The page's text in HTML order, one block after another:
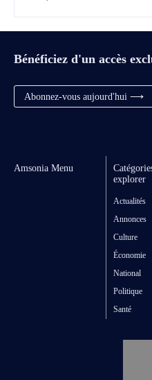
Bénéficiez d'un accès
Abonnez-vous aujourd'hui ⟶
Amsonia Menu
explorer
Actualités
Annonces
Culture
Économie
National
Politique
Santé